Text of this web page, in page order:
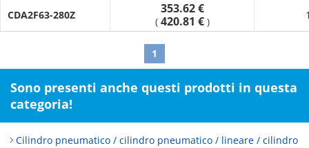
CDA2F63-280Z 353.62 €
( 420.81 € )
1
Sono presenti anche questi prodotti in questa
categoria!
Cilindro pneumatico / cilindro pneumatico / lineare / cilindro